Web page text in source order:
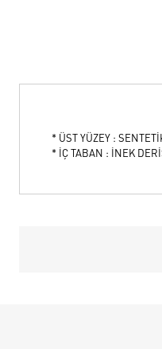
* ÜST YÜZEY :
* İÇ TABAN : İNEK